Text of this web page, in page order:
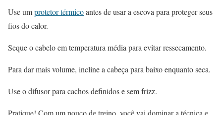
Use umprotetor térmicoantes de usar a escova para proteger seus
fios do calor.
Seque o cabelo em temperatura média para evitar ressecamento.
Para dar mais volume, incline a cabeça para baixo enquanto seca.
Use o difusor para cachos definidos e sem frizz.
Pratique! Com um pouco de treino, você vai dominar a técnica e